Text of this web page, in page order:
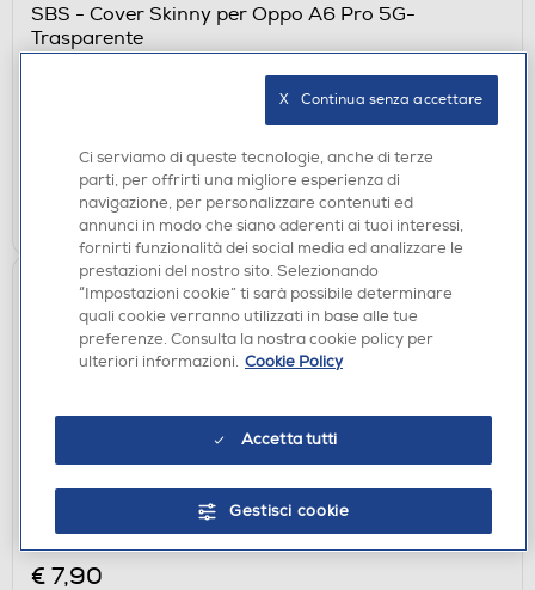
SBS - Cover Skinny per Oppo A6 Pro 5G-
Trasparente
Ritiro in negozio in 30' gratuito:verifica
AGGIUNGI
CAVI - ADATTATORI
SBS - 3,5 connection cavo jack to jack stereo 1m,-
Nero
€ 7,90
Ci serviamo di queste tecnologie, anche di terze
parti, per offrirti una migliore esperienza di
navigazione, per personalizzare contenuti ed
annunci in modo che siano aderenti ai tuoi interessi,
fornirti funzionalità dei social media ed analizzare le
prestazioni del nostro sito. Selezionando
“Impostazioni cookie” ti sarà possibile determinare
quali cookie verranno utilizzati in base alle tue
preferenze. Consulta la nostra cookie policy per
ulteriori informazioni. Cookie Policy
Accetta tutti
Gestisci cookie
X   Continua senza accettare